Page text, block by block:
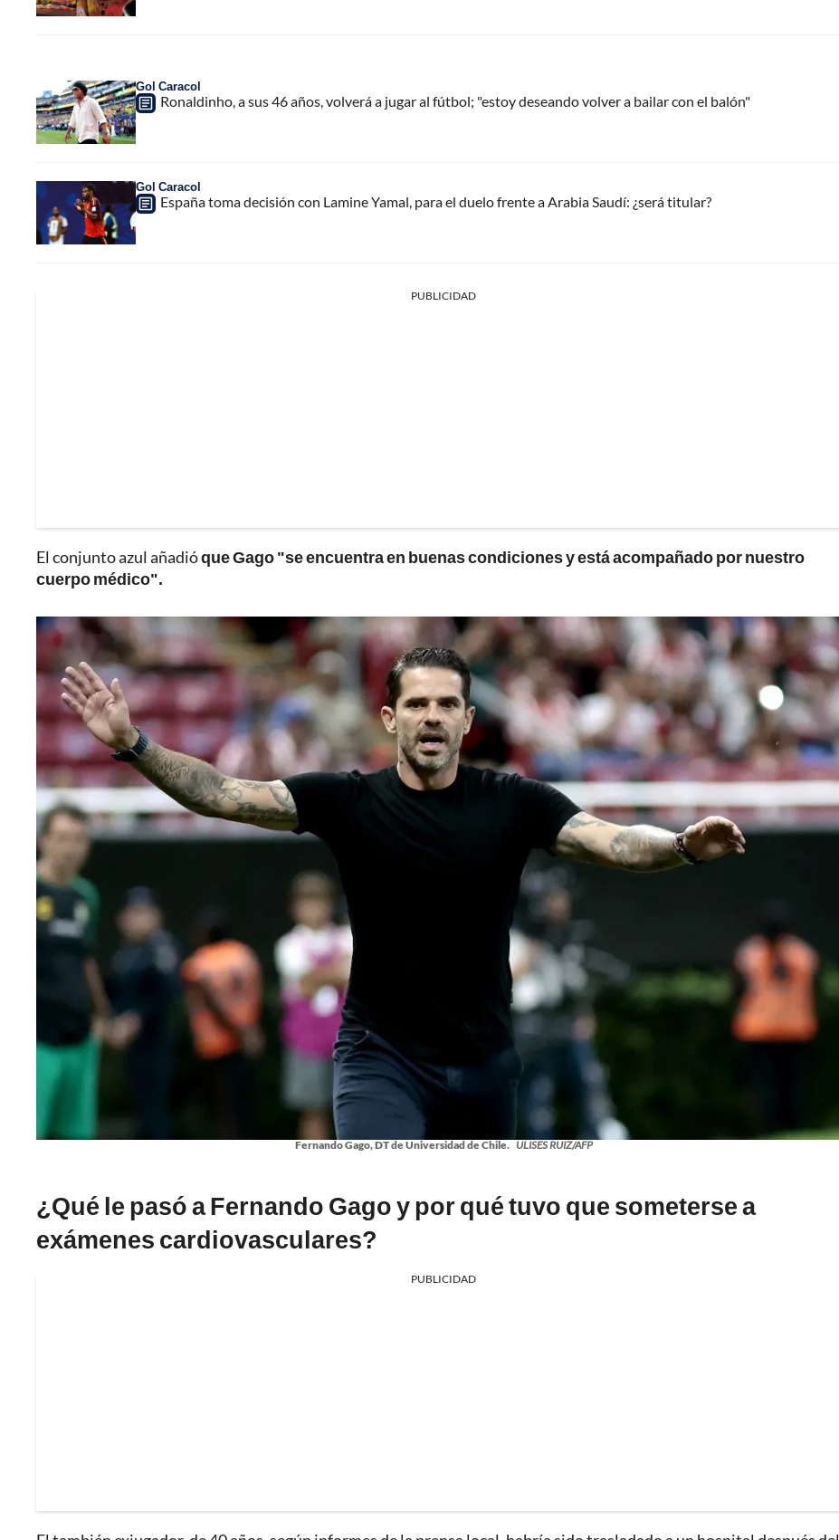
Gol Caracol
Ronaldinho, a sus 46 años, volverá a jugar al fútbol; "estoy deseando volver a bailar con el balón"
Gol Caracol
España toma decisión con Lamine Yamal, para el duelo frente a Arabia Saudí: ¿será titular?
PUBLICIDAD
El conjunto azul añadióque Gago "se encuentra en buenas condiciones y está acompañado por nuestro
cuerpo médico".
Fernando Gago, DT de Universidad de Chile. ULISES RUIZ/AFP
¿Qué le pasó a Fernando Gago y por qué tuvo que someterse a
exámenes cardiovasculares?
PUBLICIDAD